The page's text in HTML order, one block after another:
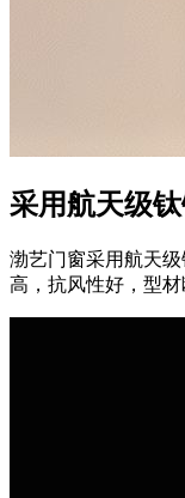
采用航天级
渤艺门窗采用航天
高，抗风性好，型